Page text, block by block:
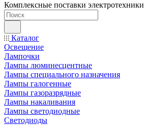
Комплексные поставки электротехники
Каталог
Освещение
Лампочки
Лампы люминесцентные
Лампы специального назначения
Лампы галогенные
Лампы газоразрядные
Лампы накаливания
Лампы светодиодные
Светодиоды